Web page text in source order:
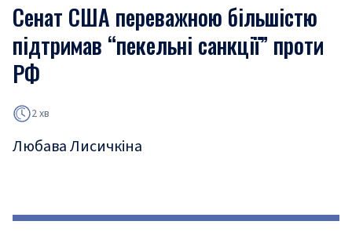
Сенат США переважною більшістю
підтримав “пекельні санкції” проти
РФ
2 хв
Любава Лисичкіна